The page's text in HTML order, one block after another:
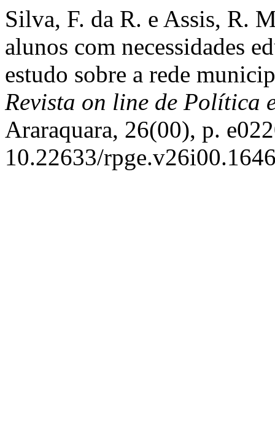
Silva, F. da R. e Assis, R.
alunos com necessidades
estudo sobre a rede
Revista on line de Política
Araraquara, 26(00), p.
10.22633/